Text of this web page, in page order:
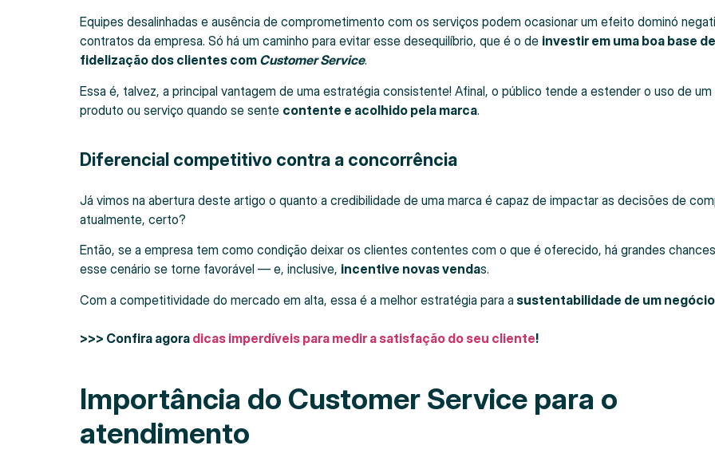
Equipes desalinhadas e ausência de comprometimento com os serviços podem ocasionar um efeito dominó
contratos da empresa. Só há um caminho para evitar esse desequilíbrio, que é o de investir em uma boa base de
fidelização dos clientes com Customer Service.
Essa é, talvez, a principal vantagem de uma estratégia consistente! Afinal, o público tende a estender o uso de um
produto ou serviço quando se sente contente e acolhido pela marca.
Diferencial competitivo contra a concorrência
Já vimos na abertura deste artigo o quanto a credibilidade de uma marca é capaz de impactar as decisões de
atualmente, certo?
Então, se a empresa tem como condição deixar os clientes contentes com o que é oferecido, há grandes
esse cenário se torne favorável — e, inclusive, incentive novas vendas.
Com a competitividade do mercado em alta, essa é a melhor estratégia para a sustentabilidade de um negócio
>>> Confira agora dicas imperdíveis para medir a satisfação do seu cliente!
Importância do Customer Service para o
atendimento